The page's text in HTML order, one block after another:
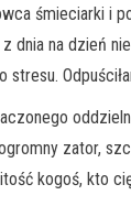
śmieciarki i
dnia na dzień
zator,
kogoś, kto